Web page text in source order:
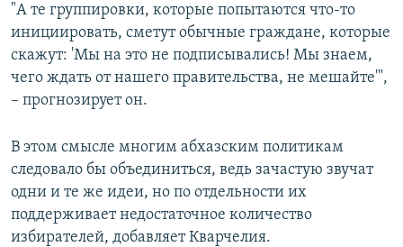
"А те группировки, которые попытаются что-то
инициировать, сметут обычные граждане, которые
скажут: 'Мы на это не подписывались! Мы знаем,
чего ждать от нашего правительства, не мешайте'",
– прогнозирует он.
В этом смысле многим абхазским политикам
следовало бы объединиться, ведь зачастую звучат
одни и те же идеи, но по отдельности их
поддерживает недостаточное количество
избирателей, добавляет Кварчелия.